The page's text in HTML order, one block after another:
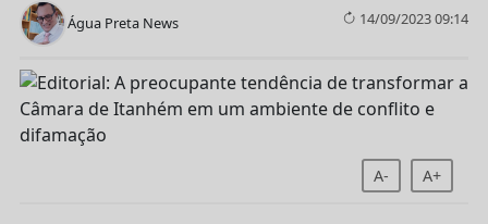
Água Preta News 14/09/2023 09:14
A- A+